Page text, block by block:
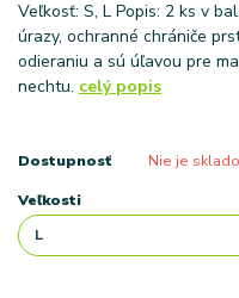
Veľkosť: S, L Popis: 2 ks v
úrazy, ochranné chrániče
odieraniu a sú úľavou pre
nechtu. celý popis
Dostupnosť Nie je
Veľkosti